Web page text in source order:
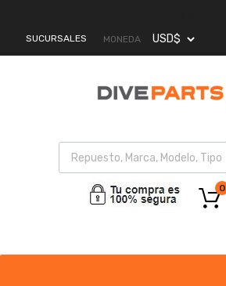
SUCURSALES MONEDA
0